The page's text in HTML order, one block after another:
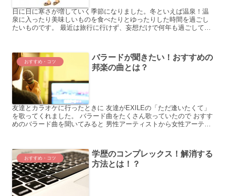
日に日に寒さが増していく季節になりました。冬といえば温泉！温
泉に入ったり美味しいものを食べたりとゆったりした時間を過ごし
たいものです。 最近は旅行に行けず、妄想だけで何年も過ごしてい
おすすめ・コツ
バラードが聞きたい！おすすめの
邦楽の曲とは？
友達とカラオケに行ったときに 友達がEXILEの「ただ逢いたくて」
を歌ってくれました。 バラード曲をたくさん歌っていたので おすす
めのバラード曲を聞いてみると 男性アーティストから女性アーティ
おすすめ・コツ
学歴のコンプレックス！解消する
方法とは！？